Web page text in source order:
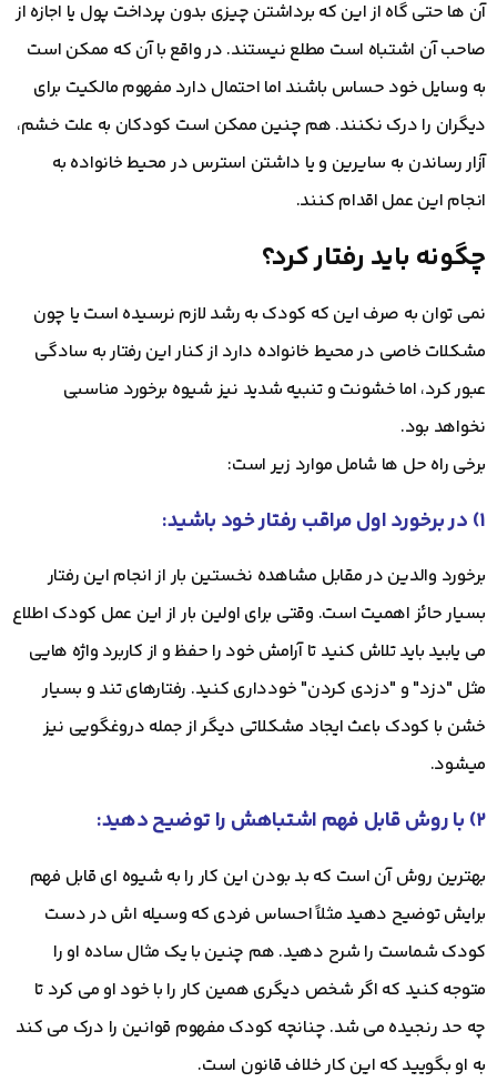
آن ها حتی گاه از این که برداشتن چیزی بدون پرداخت پول یا اجازه از
صاحب آن اشتباه است مطلع نیستند. در واقع با آن که ممکن است
به وسایل خود حساس باشند اما احتمال دارد مفهوم مالکیت برای
دیگران را درک نکنند. هم چنین ممکن است کودکان به علت خشم،
آزار رساندن به سایرین و یا داشتن استرس در محیط خانواده به
انجام این عمل اقدام کنند.
چگونه باید رفتار کرد؟
نمی توان به صرف این که کودک به رشد لازم نرسیده است یا چون
مشکلات خاصی در محیط خانواده دارد از کنار این رفتار به سادگی
عبور کرد، اما خشونت و تنبیه شدید نیز شیوه برخورد مناسبی
نخواهد بود.
برخی راه حل ها شامل موارد زیر است:
۱) در برخورد اول مراقب رفتار خود باشید:
برخورد والدین در مقابل مشاهده نخستین بار از انجام این رفتار
بسیار حائز اهمیت است. وقتی برای اولین بار از این عمل کودک اطلاع
می یابید باید تلاش کنید تا آرامش خود را حفظ و از کاربرد واژه هایی
مثل "دزد" و "دزدی کردن" خودداری کنید. رفتارهای تند و بسیار
خشن با کودک باعث ایجاد مشکلاتی دیگر از جمله دروغگویی نیز
میشود.
۲) با روش قابل فهم اشتباهش را توضیح دهید:
بهترین روش آن است که بد بودن این کار را به شیوه ای قابل فهم
برایش توضیح دهید مثلاً احساس فردی که وسیله اش در دست
کودک شماست را شرح دهید. هم چنین با یک مثال ساده او را
متوجه کنید که اگر شخص دیگری همین کار را با خود او می کرد تا
چه حد رنجیده می شد. چنانچه کودک مفهوم قوانین را درک می کند
به او بگویید که این کار خلاف قانون است.